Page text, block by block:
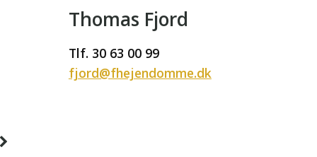
Thomas Fjord
Tlf. 30 63 00 99
fjord@fhejendomme.dk